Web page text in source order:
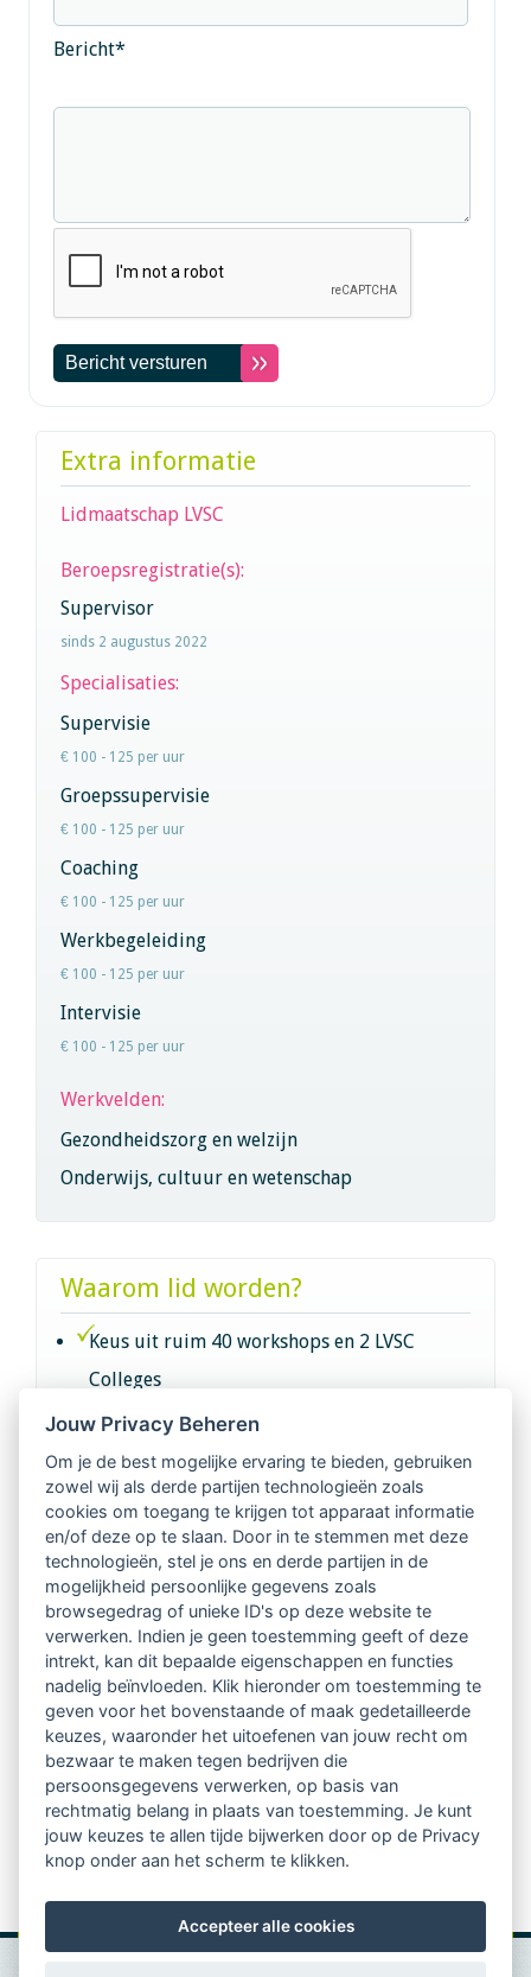
Bericht*
Extra informatie
Lidmaatschap LVSC
Beroepsregistratie(s):
Supervisor
sinds 2 augustus 2022
Specialisaties:
Supervisie
€ 100 - 125 per uur
Groepssupervisie
€ 100 - 125 per uur
Coaching
€ 100 - 125 per uur
Werkbegeleiding
€ 100 - 125 per uur
Intervisie
€ 100 - 125 per uur
Werkvelden:
Gezondheidszorg en welzijn
Onderwijs, cultuur en wetenschap
Waarom lid worden?
Keus uit ruim 40 workshops en 2 LVSC
Colleges
Intervisie met geregistreerde vakgenoten
Netwerk van 2100 professionals in 14
regio's
Vindbaar voor opdrachtgevers
Tijdschrift voor
Begeleidingskunde & kennisbank
Beroepsregistratie (LVSC keurmerk)
Lid worden van LVSC
Jouw Privacy Beheren
Om je de best mogelijke ervaring te bieden, gebruiken
zowel wij als derde partijen technologieën zoals
cookies om toegang te krijgen tot apparaat informatie
en/of deze op te slaan. Door in te stemmen met deze
technologieën, stel je ons en derde partijen in de
mogelijkheid persoonlijke gegevens zoals
browsegedrag of unieke ID's op deze website te
verwerken. Indien je geen toestemming geeft of deze
intrekt, kan dit bepaalde eigenschappen en functies
nadelig beïnvloeden. Klik hieronder om toestemming te
geven voor het bovenstaande of maak gedetailleerde
keuzes, waaronder het uitoefenen van jouw recht om
bezwaar te maken tegen bedrijven die
persoonsgegevens verwerken, op basis van
rechtmatig belang in plaats van toestemming. Je kunt
jouw keuzes te allen tijde bijwerken door op de Privacy
knop onder aan het scherm te klikken.
Accepteer alle cookies